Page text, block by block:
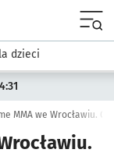
Sport i rekreacja
dzieci